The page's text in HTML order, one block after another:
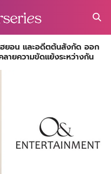
ยอน และอดีตต้นสังกัด ออก
ยความขัดแย้งระหว่างกัน